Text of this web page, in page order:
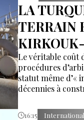
LA
TERRAIN
Le véritable coût
procédures
statut même d’«
décennies à
16:15 International